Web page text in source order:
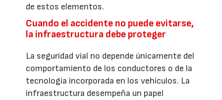
de estos elementos.
Cuando el accidente no puede evitarse,
la infraestructura debe proteger
La seguridad vial no depende únicamente del
comportamiento de los conductores o de la
tecnología incorporada en los vehículos. La
infraestructura desempeña un papel